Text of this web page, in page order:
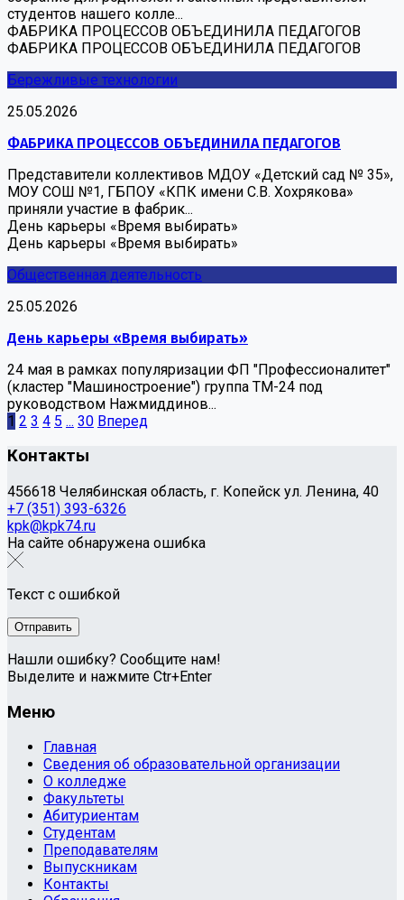
студентов нашего колле...
ФАБРИКА ПРОЦЕССОВ ОБЪЕДИНИЛА ПЕДАГОГОВ
ФАБРИКА ПРОЦЕССОВ ОБЪЕДИНИЛА ПЕДАГОГОВ
Бережливые технологии
25.05.2026
ФАБРИКА ПРОЦЕССОВ ОБЪЕДИНИЛА ПЕДАГОГОВ
Представители коллективов МДОУ «Детский сад № 35»,
МОУ СОШ №1, ГБПОУ «КПК имени С.В. Хохрякова»
приняли участие в фабрик...
День карьеры «Время выбирать»
День карьеры «Время выбирать»
Общественная деятельность
25.05.2026
День карьеры «Время выбирать»
24 мая в рамках популяризации ФП "Профессионалитет"
(кластер "Машиностроение") группа ТМ-24 под
руководством Нажмиддинов...
1 2 3 4 5 ... 30 Вперед
Контакты
456618 Челябинская область, г. Копейск ул. Ленина, 40
+7 (351) 393-6326
kpk@kpk74.ru
На сайте обнаружена ошибка
Текст с ошибкой
Нашли ошибку? Сообщите нам!
Выделите и нажмите Ctr+Enter
Меню
Главная
Сведения об образовательной организации
О колледже
Факультеты
Абитуриентам
Студентам
Преподавателям
Выпускникам
Контакты